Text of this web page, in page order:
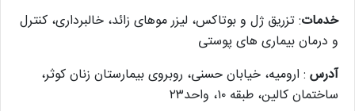
خدمات: تزریق ژل و بوتاکس، لیزر موهای زائد، خالبرداری، کنترل
و درمان بیماری های پوستی
آدرس : ارومیه، خیابان حسنی، روبروی بیمارستان زنان کوثر،
ساختمان کالین، طبقه ۱۰، واحد۲۳